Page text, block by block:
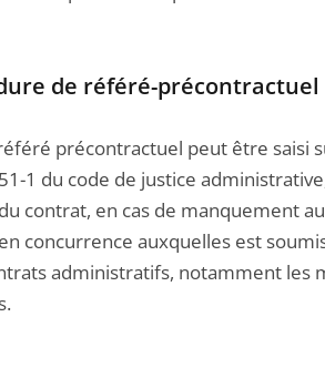
de référé-précontractuel
précontractuel peut être saisi
1 du code de justice
contrat, en cas de manquement
concurrence auxquelles est
administratifs, notamment les